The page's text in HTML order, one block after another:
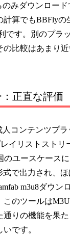
のみダウンロード
計算でもBBFlyの
です。別のプラ
の比較はあまり
：正直な評価
人コンテンツプラ
イリストストリ
のユースケースに
式で出力され、ほ
m3u8ダウン
このツールは
通りの機能を果
です。